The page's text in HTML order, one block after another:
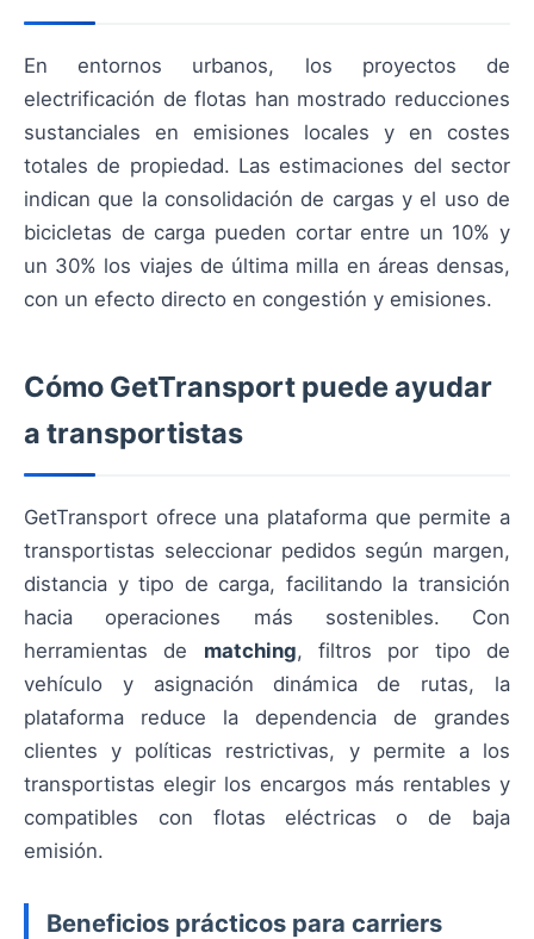
En entornos urbanos, los proyectos de
electrificación de flotas han mostrado reducciones
sustanciales en emisiones locales y en costes
totales de propiedad. Las estimaciones del sector
indican que la consolidación de cargas y el uso de
bicicletas de carga pueden cortar entre un 10% y
un 30% los viajes de última milla en áreas densas,
con un efecto directo en congestión y emisiones.
Cómo GetTransport puede ayudar
a transportistas
GetTransport ofrece una plataforma que permite a
transportistas seleccionar pedidos según margen,
distancia y tipo de carga, facilitando la transición
hacia operaciones más sostenibles. Con
herramientas de matching, filtros por tipo de
vehículo y asignación dinámica de rutas, la
plataforma reduce la dependencia de grandes
clientes y políticas restrictivas, y permite a los
transportistas elegir los encargos más rentables y
compatibles con flotas eléctricas o de baja
emisión.
Beneficios prácticos para carriers